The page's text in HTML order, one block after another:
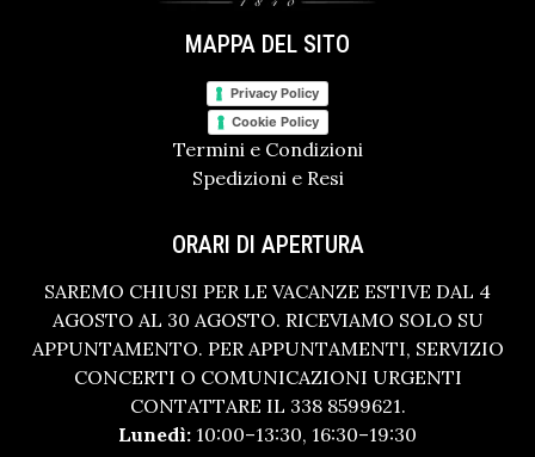
MAPPA DEL SITO
Privacy Policy
Cookie Policy
Termini e Condizioni
Spedizioni e Resi
ORARI DI APERTURA
SAREMO CHIUSI PER LE VACANZE ESTIVE DAL 4
AGOSTO AL 30 AGOSTO. RICEVIAMO SOLO SU
APPUNTAMENTO. PER APPUNTAMENTI, SERVIZIO
CONCERTI O COMUNICAZIONI URGENTI
CONTATTARE IL 338 8599621.
Lunedì: 10:00–13:30, 16:30–19:30